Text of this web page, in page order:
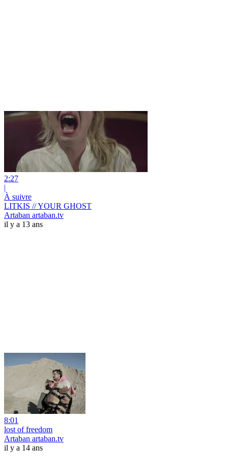
2:27
|
À suivre
LITKIS // YOUR GHOST
Artaban artaban.tv
il y a 13 ans
8:01
lost of freedom
Artaban artaban.tv
il y a 14 ans